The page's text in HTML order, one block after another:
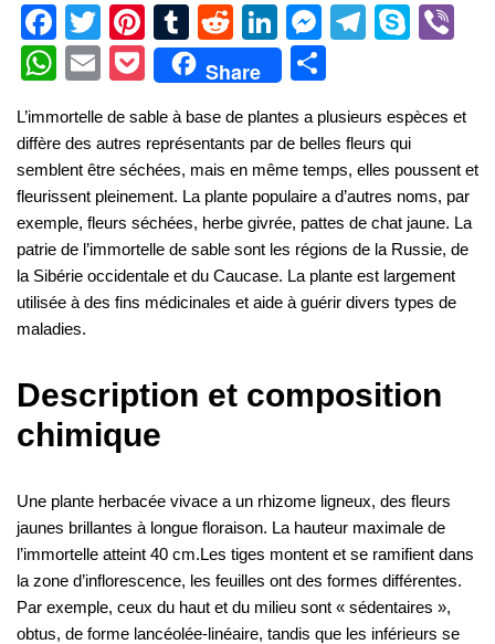
F
a
c
e
b
o
o
k
T
wi
tt
er
Pi
nt
er
e
st
T
u
m
bl
r
R
e
d
di
t
Li
n
k
e
dI
n
M
e
ss
e
n
g
er
T
gr
a
m
S
e
W
at
s
A
p
p
E
ail
P
ck
et
Share
ar
e
L’immortelle de sable à base de plantes a plusieurs espèces et
diffère des autres représentants par de belles fleurs qui
semblent être séchées, mais en même temps, elles poussent et
fleurissent pleinement. La plante populaire a d’autres noms, par
exemple, fleurs séchées, herbe givrée, pattes de chat jaune. La
patrie de l’immortelle de sable sont les régions de la Russie, de
la Sibérie occidentale et du Caucase. La plante est largement
utilisée à des fins médicinales et aide à guérir divers types de
maladies.
Description et composition
chimique
Une plante herbacée vivace a un rhizome ligneux, des fleurs
jaunes brillantes à longue floraison. La hauteur maximale de
l’immortelle atteint 40 cm.Les tiges montent et se ramifient dans
la zone d’inflorescence, les feuilles ont des formes différentes.
Par exemple, ceux du haut et du milieu sont « sédentaires »,
obtus, de forme lancéolée-linéaire, tandis que les inférieurs se